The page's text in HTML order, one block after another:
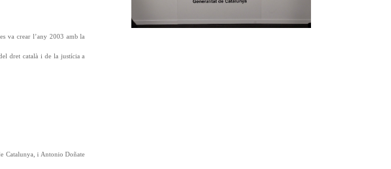
va crear l’any 2003 amb la
dret català i de la justícia a
Catalunya, i Antonio Doñate